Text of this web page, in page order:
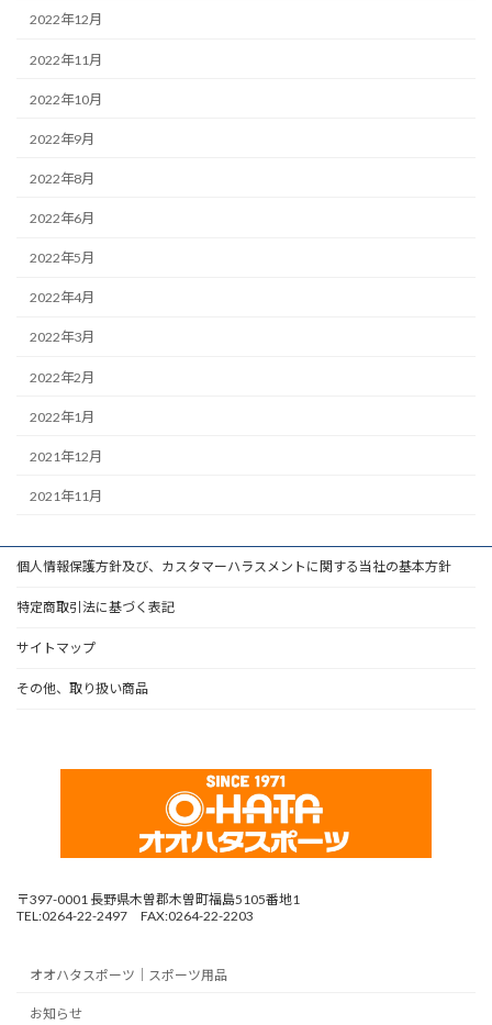
2022年12月
2022年11月
2022年10月
2022年9月
2022年8月
2022年6月
2022年5月
2022年4月
2022年3月
2022年2月
2022年1月
2021年12月
2021年11月
個人情報保護方針及び、カスタマーハラスメントに関する当社の基本方針
特定商取引法に基づく表記
サイトマップ
その他、取り扱い商品
〒397-0001 長野県木曽郡木曽町福島5105番地1
TEL:0264-22-2497 FAX:0264-22-2203
オオハタスポーツ｜スポーツ用品
お知らせ